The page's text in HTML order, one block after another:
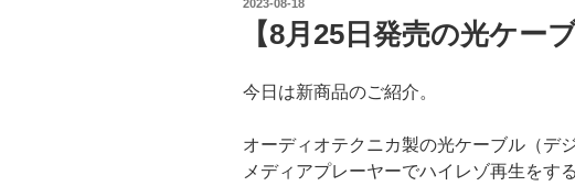
投
2023-08-18
【8月25日発売の光ケーブ
今日は新商品のご紹介。
オーディオテクニカ製の光ケーブル（デ
メディアプレーヤーでハイレゾ再生をす